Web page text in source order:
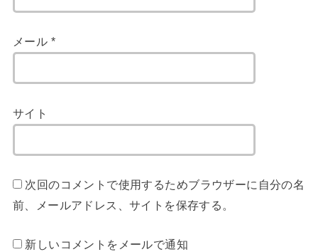
メール *
サイト
次回のコメントで使用するためブラウザーに自分の名
前、メールアドレス、サイトを保存する。
新しいコメントをメールで通知